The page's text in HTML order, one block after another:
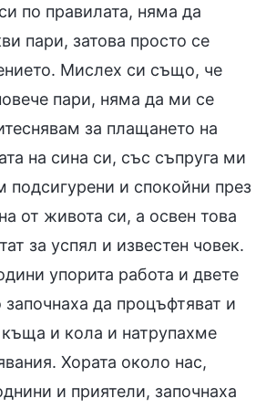
по правилата, няма да
пари, затова просто се
Мислех си също, че
пари, няма да ми се
за плащането на
на сина си, със съпруга ми
и спокойни през
от живота си, а освен това
за успял и известен човек.
упорита работа и двете
започнаха да процъфтяват и
и кола и натрупахме
Хората около нас,
и приятели, започнаха